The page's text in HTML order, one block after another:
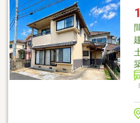
林／地積:46平米■ ご希望の住
━━━━━・・・物件の詳細・
ださい。